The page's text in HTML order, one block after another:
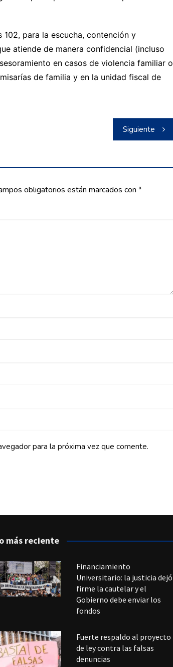
para la escucha, contención y
atiende de manera confidencial (incluso
en casos de violencia familiar o
de familia y en la unidad fiscal de
Siguiente
obligatorios están marcados con *
para la próxima vez que comente.
más reciente
Financiamiento
Universitario: la justicia dejó
firme la cautelar y el
Gobierno debe enviar los
fondos
Fuerte respaldo al proyecto
de ley contra las falsas
denuncias